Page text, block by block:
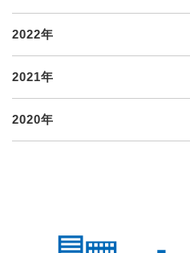
2022年
2021年
2020年